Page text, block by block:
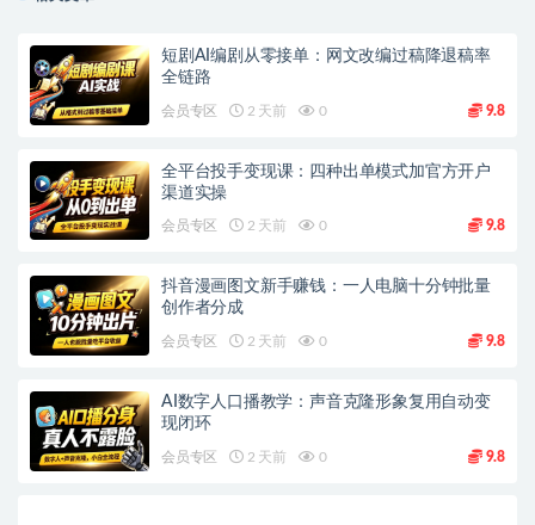
短剧AI编剧从零接单：网文改编过稿降退稿率
全链路
会员专区 2 天前 0 9.8
全平台投手变现课：四种出单模式加官方开户
渠道实操
会员专区 2 天前 0 9.8
抖音漫画图文新手赚钱：一人电脑十分钟批量
创作者分成
会员专区 2 天前 0 9.8
AI数字人口播教学：声音克隆形象复用自动变
现闭环
会员专区 2 天前 0 9.8